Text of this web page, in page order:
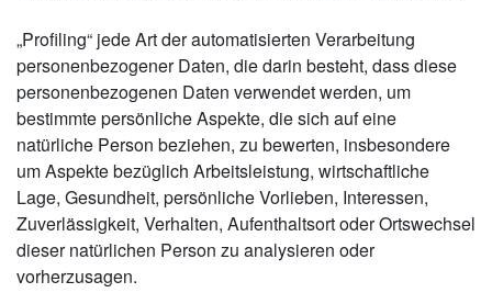
„Profiling“ jede Art der automatisierten Verarbeitung
personenbezogener Daten, die darin besteht, dass diese
personenbezogenen Daten verwendet werden, um
bestimmte persönliche Aspekte, die sich auf eine
natürliche Person beziehen, zu bewerten, insbesondere
um Aspekte bezüglich Arbeitsleistung, wirtschaftliche
Lage, Gesundheit, persönliche Vorlieben, Interessen,
Zuverlässigkeit, Verhalten, Aufenthaltsort oder Ortswechsel
dieser natürlichen Person zu analysieren oder
vorherzusagen.